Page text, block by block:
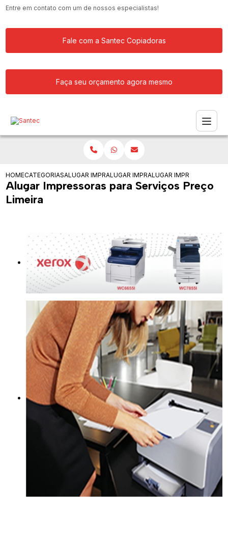
Entre em contato com um de nossos especialistas!
Fale com a Santec Copiadoras
Faça seu orçamento agora mesmo
HOMECATEGORIASALUGAR IMPRESSORAALUGAR IMPRESSORAS PARA ESCOLA
ALUGAR IMPRESSORAS
Alugar Impressoras para Serviços Preço
Limeira